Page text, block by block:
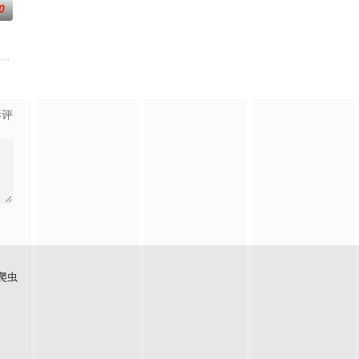
还导致其差点吐血身亡。与此同
我意识的最终BOSS苏夜被迫绑定，二人因系统强制任务结伴踏上
画《完美世界》的第二部剧场版作品。故事聚焦仙古纪元终极之战。祖祭
虫